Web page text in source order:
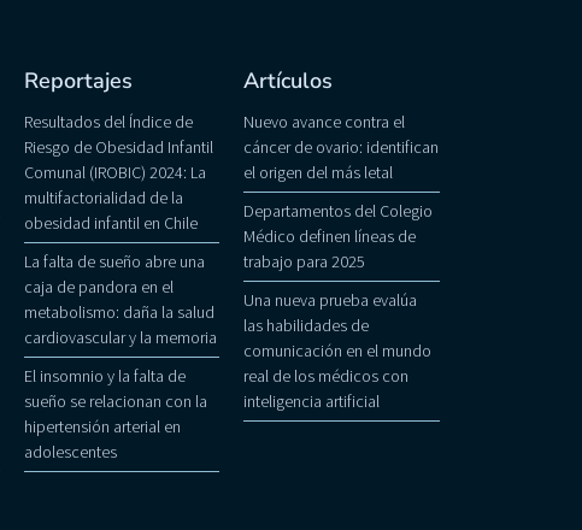
Reportajes
Resultados del Índice de
Riesgo de Obesidad Infantil
Comunal (IROBIC) 2024: La
multifactorialidad de la
obesidad infantil en Chile
La falta de sueño abre una
caja de pandora en el
metabolismo: daña la salud
cardiovascular y la memoria
El insomnio y la falta de
sueño se relacionan con la
hipertensión arterial en
adolescentes
Artículos
Nuevo avance contra el
cáncer de ovario: identifican
el origen del más letal
Departamentos del Colegio
Médico definen líneas de
trabajo para 2025
Una nueva prueba evalúa
las habilidades de
comunicación en el mundo
real de los médicos con
inteligencia artificial